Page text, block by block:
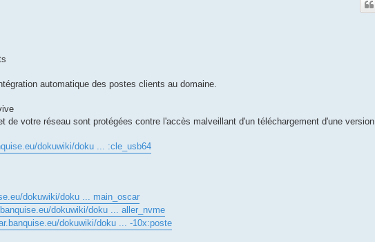
automatique des postes clients au domaine.
votre réseau sont protégées contre l'accès malveillant d'un téléchargement d'une version
dokuwiki/doku ... :cle_usb64
dokuwiki/doku ... main_oscar
dokuwiki/doku ... aller_nvme
dokuwiki/doku ... -10x:poste